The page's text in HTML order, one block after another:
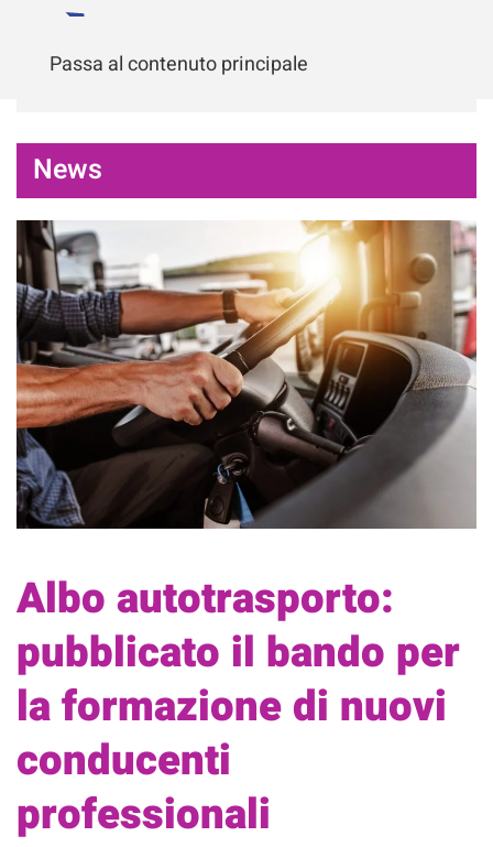
Passa al contenuto principale
News
Albo autotrasporto:
pubblicato il bando per
la formazione di nuovi
conducenti
professionali